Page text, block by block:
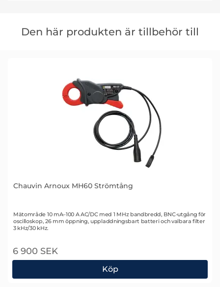
Den här produkten är tillbehör till
Chauvin Arnoux MH60 Strömtång
Art. nr 2103
Mätområde 10 mA–100 A AC/DC med 1 MHz bandbredd, BNC-utgång för
oscilloskop, 26 mm öppning, uppladdningsbart batteri och valbara filter
3 kHz/30 kHz.
6 900 SEK
Köp
Chauvin Arnoux MH60 Strömtång